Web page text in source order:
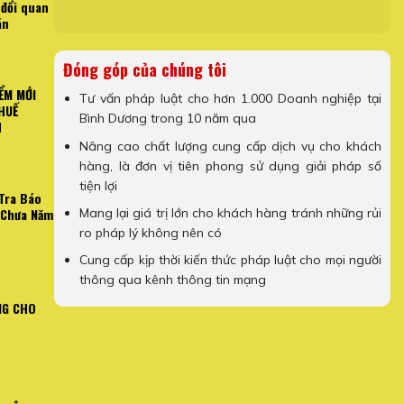
06/2025: Những
quan
MỚI
Báo
Năm
CHO
Đóng góp của chúng tôi
Tư vấn pháp luật cho hơn 1.000 Doanh nghiệp tại
Bình Dương trong 10 năm qua
Nâng cao chất lượng cung cấp dịch vụ cho khách
hàng, là đơn vị tiên phong sử dụng giải pháp số
tiện lợi
Mang lại giá trị lớn cho khách hàng tránh những rủi
ro pháp lý không nên có
Cung cấp kịp thời kiến thức pháp luật cho mọi người
thông qua kênh thông tin mạng